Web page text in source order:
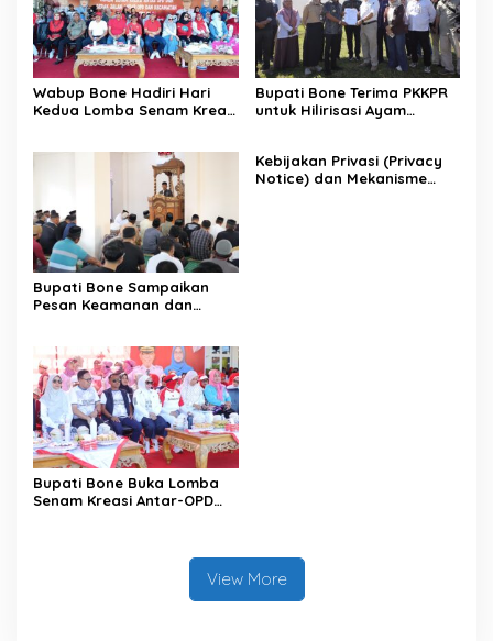
Wabup Bone Hadiri Hari
Kedua Lomba Senam Kreasi
Bupati Bone Terima PKKPR
untuk Hilirisasi Ayam
Bupati Bone Sampaikan
Pesan Keamanan dan
Kebijakan Privasi (Privacy
Notice) dan Mekanisme
Bupati Bone Buka Lomba
Senam Kreasi Antar-OPD
View More